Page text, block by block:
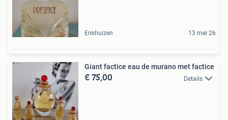
Enkhuizen 13 mei 26
Giant factice eau de murano met factice
€ 75,00 Details